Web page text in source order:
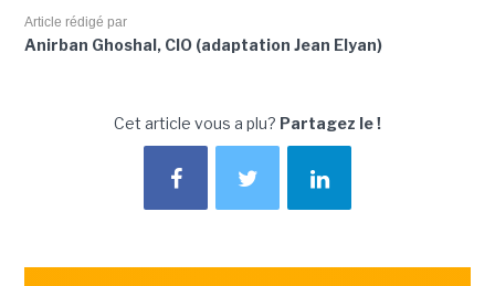
Article rédigé par
Anirban Ghoshal, CIO (adaptation Jean Elyan)
Cet article vous a plu? Partagez le !